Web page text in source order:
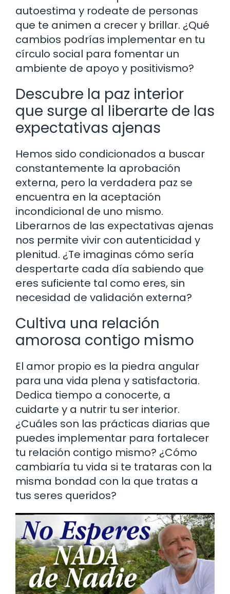
autoestima y rodeate de personas
que te animen a crecer y brillar. ¿Qué
cambios podrías implementar en tu
círculo social para fomentar un
ambiente de apoyo y positivismo?
Descubre la paz interior
que surge al liberarte de las
expectativas ajenas
Hemos sido condicionados a buscar
constantemente la aprobación
externa, pero la verdadera paz se
encuentra en la aceptación
incondicional de uno mismo.
Liberarnos de las expectativas ajenas
nos permite vivir con autenticidad y
plenitud. ¿Te imaginas cómo sería
despertarte cada día sabiendo que
eres suficiente tal como eres, sin
necesidad de validación externa?
Cultiva una relación
amorosa contigo mismo
El amor propio es la piedra angular
para una vida plena y satisfactoria.
Dedica tiempo a conocerte, a
cuidarte y a nutrir tu ser interior.
¿Cuáles son las prácticas diarias que
puedes implementar para fortalecer
tu relación contigo mismo? ¿Cómo
cambiaría tu vida si te trataras con la
misma bondad con la que tratas a
tus seres queridos?